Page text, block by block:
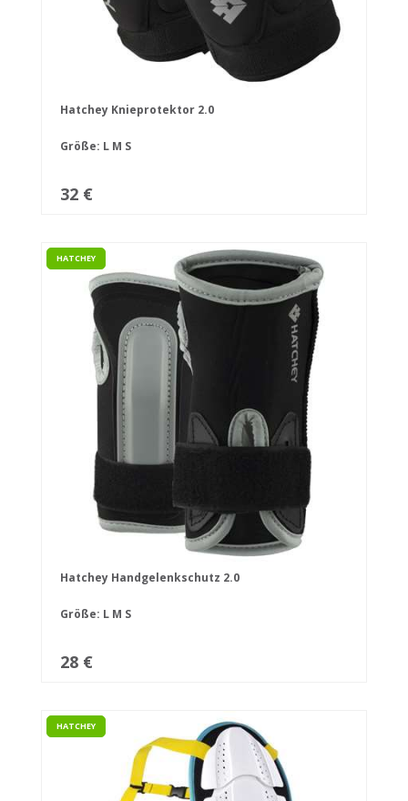
Hatchey Knieprotektor 2.0
Größe: L M S
32 €
HATCHEY
Hatchey Handgelenkschutz 2.0
Größe: L M S
28 €
HATCHEY